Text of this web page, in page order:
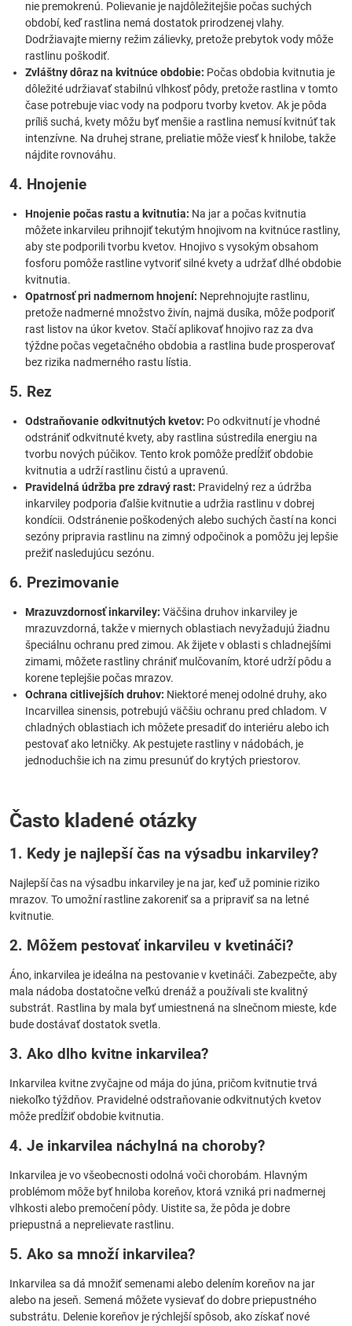
nie premokrenú. Polievanie je najdôležitejšie počas suchých
období, keď rastlina nemá dostatok prirodzenej vlahy.
Dodržiavajte mierny režim zálievky, pretože prebytok vody môže
rastlinu poškodiť.
Zvláštny dôraz na kvitnúce obdobie: Počas obdobia kvitnutia je
dôležité udržiavať stabilnú vlhkosť pôdy, pretože rastlina v tomto
čase potrebuje viac vody na podporu tvorby kvetov. Ak je pôda
príliš suchá, kvety môžu byť menšie a rastlina nemusí kvitnúť tak
intenzívne. Na druhej strane, preliatie môže viesť k hnilobe, takže
nájdite rovnováhu.
4. Hnojenie
Hnojenie počas rastu a kvitnutia: Na jar a počas kvitnutia
môžete inkarvileu prihnojiť tekutým hnojivom na kvitnúce rastliny,
aby ste podporili tvorbu kvetov. Hnojivo s vysokým obsahom
fosforu pomôže rastline vytvoriť silné kvety a udržať dlhé obdobie
kvitnutia.
Opatrnosť pri nadmernom hnojení: Neprehnojujte rastlinu,
pretože nadmerné množstvo živín, najmä dusíka, môže podporiť
rast listov na úkor kvetov. Stačí aplikovať hnojivo raz za dva
týždne počas vegetačného obdobia a rastlina bude prosperovať
bez rizika nadmerného rastu lístia.
5. Rez
Odstraňovanie odkvitnutých kvetov: Po odkvitnutí je vhodné
odstrániť odkvitnuté kvety, aby rastlina sústredila energiu na
tvorbu nových púčikov. Tento krok pomôže predĺžiť obdobie
kvitnutia a udrží rastlinu čistú a upravenú.
Pravidelná údržba pre zdravý rast: Pravidelný rez a údržba
inkarviley podporia ďalšie kvitnutie a udržia rastlinu v dobrej
kondícii. Odstránenie poškodených alebo suchých častí na konci
sezóny pripravia rastlinu na zimný odpočinok a pomôžu jej lepšie
prežiť nasledujúcu sezónu.
6. Prezimovanie
Mrazuvzdornosť inkarviley: Väčšina druhov inkarviley je
mrazuvzdorná, takže v miernych oblastiach nevyžadujú žiadnu
špeciálnu ochranu pred zimou. Ak žijete v oblasti s chladnejšími
zimami, môžete rastliny chrániť mulčovaním, ktoré udrží pôdu a
korene teplejšie počas mrazov.
Ochrana citlivejších druhov: Niektoré menej odolné druhy, ako
Incarvillea sinensis, potrebujú väčšiu ochranu pred chladom. V
chladných oblastiach ich môžete presadiť do interiéru alebo ich
pestovať ako letničky. Ak pestujete rastliny v nádobách, je
jednoduchšie ich na zimu presunúť do krytých priestorov.
Často kladené otázky
1. Kedy je najlepší čas na výsadbu inkarviley?
Najlepší čas na výsadbu inkarviley je na jar, keď už pominie riziko
mrazov. To umožní rastline zakoreniť sa a pripraviť sa na letné
kvitnutie.
2. Môžem pestovať inkarvileu v kvetináči?
Áno, inkarvilea je ideálna na pestovanie v kvetináči. Zabezpečte, aby
mala nádoba dostatočne veľkú drenáž a používali ste kvalitný
substrát. Rastlina by mala byť umiestnená na slnečnom mieste, kde
bude dostávať dostatok svetla.
3. Ako dlho kvitne inkarvilea?
Inkarvilea kvitne zvyčajne od mája do júna, pričom kvitnutie trvá
niekoľko týždňov. Pravidelné odstraňovanie odkvitnutých kvetov
môže predĺžiť obdobie kvitnutia.
4. Je inkarvilea náchylná na choroby?
Inkarvilea je vo všeobecnosti odolná voči chorobám. Hlavným
problémom môže byť hniloba koreňov, ktorá vzniká pri nadmernej
vlhkosti alebo premočení pôdy. Uistite sa, že pôda je dobre
priepustná a neprelievate rastlinu.
5. Ako sa množí inkarvilea?
Inkarvilea sa dá množiť semenami alebo delením koreňov na jar
alebo na jeseň. Semená môžete vysievať do dobre priepustného
substrátu. Delenie koreňov je rýchlejší spôsob, ako získať nové